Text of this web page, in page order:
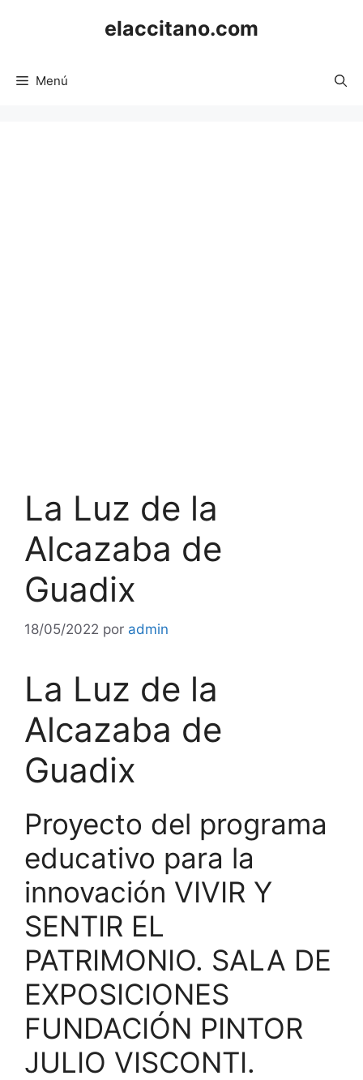
elaccitano.com
Menú
La Luz de la
Alcazaba de
Guadix
18/05/2022 por admin
La Luz de la
Alcazaba de
Guadix
Proyecto del programa
educativo para la
innovación VIVIR Y
SENTIR EL
PATRIMONIO. SALA DE
EXPOSICIONES
FUNDACIÓN PINTOR
JULIO VISCONTI.